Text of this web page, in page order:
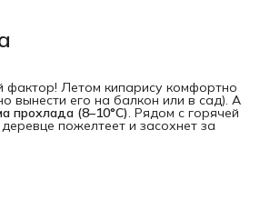
фактор! Летом кипарису комфортно
вынести его на балкон или в сад). А
прохлада (8–10°C). Рядом с горячей
пожелтеет и засохнет за